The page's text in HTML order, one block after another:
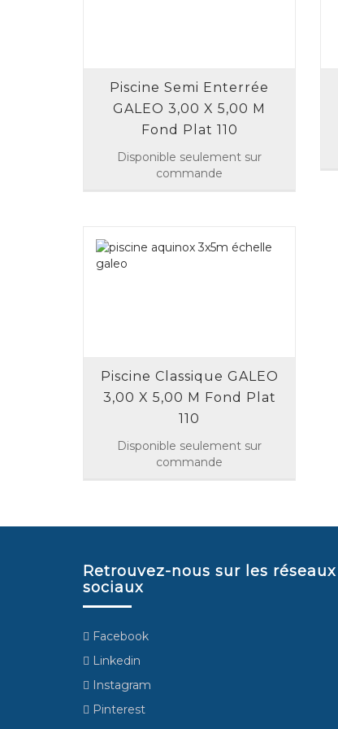
Piscine Semi Enterrée
GALEO 3,00 X 5,00 M
Fond Plat 110
Disponible seulement sur
commande
Piscine Classique GALEO
3,00 X 5,00 M Fond Plat
110
Disponible seulement sur
commande
Retrouvez-nous sur les réseaux
sociaux
Facebook
Linkedin
Instagram
Pinterest